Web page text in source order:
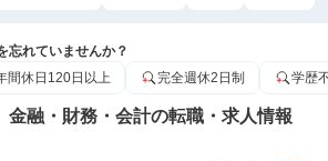
忘れていませんか？
間休日120日以上 完全週休2日制 学歴
金融・財務・会計の転職・求人情報